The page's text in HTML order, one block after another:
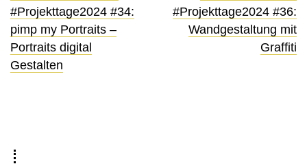
#Projekttage2024 #34:
pimp my Portraits –
Portraits digital
Gestalten
#Projekttage2024 #36:
Wandgestaltung mit
Graffiti